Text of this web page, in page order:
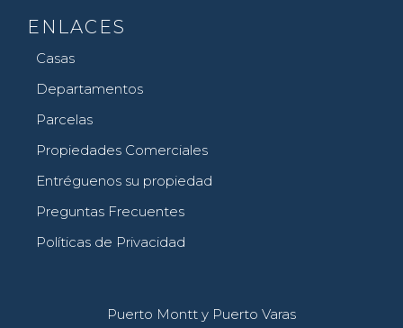
ENLACES
Casas
Departamentos
Parcelas
Propiedades Comerciales
Entréguenos su propiedad
Preguntas Frecuentes
Políticas de Privacidad
Puerto Montt y Puerto Varas